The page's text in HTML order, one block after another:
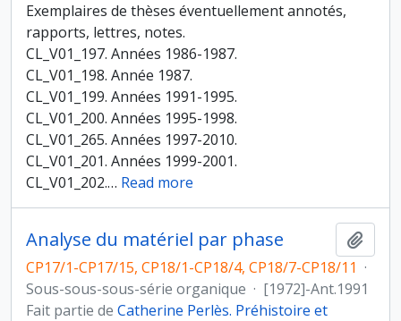
Exemplaires de thèses éventuellement annotés,
rapports, lettres, notes.
CL_V01_197. Années 1986-1987.
CL_V01_198. Année 1987.
CL_V01_199. Années 1991-1995.
CL_V01_200. Années 1995-1998.
CL_V01_265. Années 1997-2010.
CL_V01_201. Années 1999-2001.
CL_V01_202.… Read more
Analyse du matériel par phase
CP17/1-CP17/15, CP18/1-CP18/4, CP18/7-CP18/11 ·
Sous-sous-sous-série organique · [1972]-Ant.1991
Fait partie de Catherine Perlès. Préhistoire et